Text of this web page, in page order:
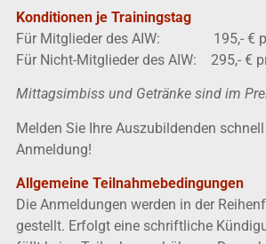
Konditionen je Trainingstag
Für Mitglieder des AIW: 195,- €
Für Nicht-Mitglieder des AIW: 295,- €
Mittagsimbiss und Getränke sind im
Melden Sie Ihre Auszubildenden
Anmeldung!
Allgemeine Teilnahmebedingungen
Die Anmeldungen werden in der
gestellt. Erfolgt eine schriftliche